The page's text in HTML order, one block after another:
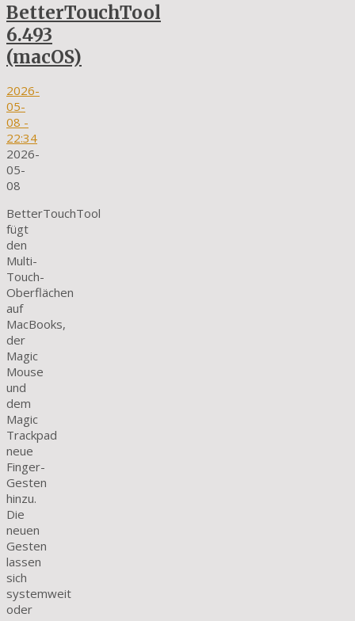
BetterTouchTool
6.493
(macOS)
2026-
05-
08 -
22:34
2026-
05-
08
BetterTouchTool
fügt
den
Multi-
Touch-
Oberflächen
auf
MacBooks,
der
Magic
Mouse
und
dem
Magic
Trackpad
neue
Finger-
Gesten
hinzu.
Die
neuen
Gesten
lassen
sich
systemweit
oder